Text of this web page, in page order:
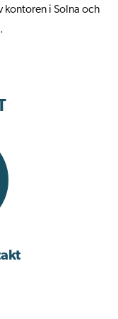
kontoren i Solna och